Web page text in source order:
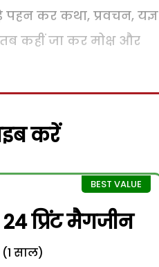
पहन कर कथा, प्रवचन, यज्ञ
कहीं जा कर मोक्ष और
करें
प्रिंट मैगजीन
(1 साल)